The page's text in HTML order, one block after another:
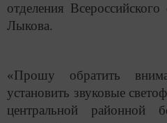
отделения
Лыкова.
«Прошу обратить
установить звуковые
центральной районной